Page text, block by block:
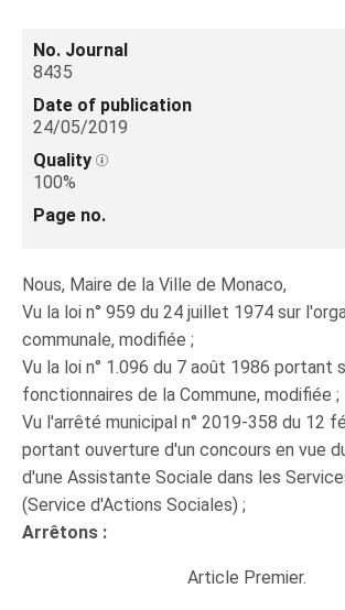
No. Journal
8435
Date of publication
24/05/2019
Quality
100%
Page no.
Nous, Maire de la Ville de Monaco,
Vu la loi n° 959 du 24 juillet 1974 sur
communale, modifiée ;
Vu la loi n° 1.096 du 7 août 1986 portant
fonctionnaires de la Commune, modifiée ;
Vu l'arrêté municipal n° 2019-358 du 12
portant ouverture d'un concours en vue
d'une Assistante Sociale dans les
(Service d'Actions Sociales) ;
Arrêtons :
Article Premier.